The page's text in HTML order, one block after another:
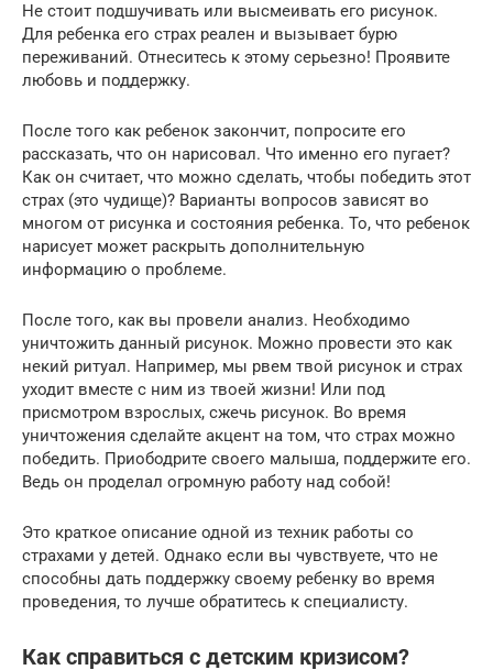
Не стоит подшучивать или высмеивать его рисунок.
Для ребенка его страх реален и вызывает бурю
переживаний. Отнеситесь к этому серьезно! Проявите
любовь и поддержку.
После того как ребенок закончит, попросите его
рассказать, что он нарисовал. Что именно его пугает?
Как он считает, что можно сделать, чтобы победить этот
страх (это чудище)? Варианты вопросов зависят во
многом от рисунка и состояния ребенка. То, что ребенок
нарисует может раскрыть дополнительную
информацию о проблеме.
После того, как вы провели анализ. Необходимо
уничтожить данный рисунок. Можно провести это как
некий ритуал. Например, мы рвем твой рисунок и страх
уходит вместе с ним из твоей жизни! Или под
присмотром взрослых, сжечь рисунок. Во время
уничтожения сделайте акцент на том, что страх можно
победить. Приободрите своего малыша, поддержите его.
Ведь он проделал огромную работу над собой!
Это краткое описание одной из техник работы со
страхами у детей. Однако если вы чувствуете, что не
способны дать поддержку своему ребенку во время
проведения, то лучше обратитесь к специалисту.
Как справиться с детским кризисом?